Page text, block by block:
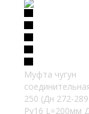
Муфта чугун
250 (Дн 272-
Ру16 L=200мм